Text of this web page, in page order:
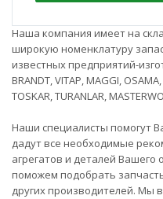
Наша компания имеет на
широкую номенклатуру
известных предприятий-
BRANDT, VITAP, MAGGI,
TOSKAR, TURANLAR,
Наши специалисты помогут
дадут все необходимые
агрегатов и деталей
поможем подобрать
других производителей. Мы